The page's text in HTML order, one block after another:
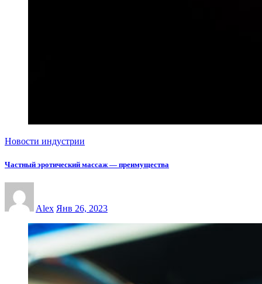
Новости индустрии
Частный эротический массаж — преимущества
Alex Янв 26, 2023